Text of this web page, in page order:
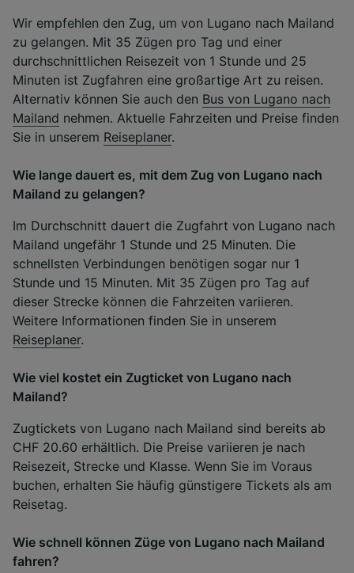
Wir empfehlen den Zug, um von Lugano nach Mailand
zu gelangen. Mit 35 Zügen pro Tag und einer
durchschnittlichen Reisezeit von 1 Stunde und 25
Minuten ist Zugfahren eine großartige Art zu reisen.
Alternativ können Sie auch den Bus von Lugano nach
Mailand nehmen. Aktuelle Fahrzeiten und Preise finden
Sie in unserem Reiseplaner.
Wie lange dauert es, mit dem Zug von Lugano nach
Mailand zu gelangen?
Im Durchschnitt dauert die Zugfahrt von Lugano nach
Mailand ungefähr 1 Stunde und 25 Minuten. Die
schnellsten Verbindungen benötigen sogar nur 1
Stunde und 15 Minuten. Mit 35 Zügen pro Tag auf
dieser Strecke können die Fahrzeiten variieren.
Weitere Informationen finden Sie in unserem
Reiseplaner.
Wie viel kostet ein Zugticket von Lugano nach
Mailand?
Zugtickets von Lugano nach Mailand sind bereits ab
CHF 20.60 erhältlich. Die Preise variieren je nach
Reisezeit, Strecke und Klasse. Wenn Sie im Voraus
buchen, erhalten Sie häufig günstigere Tickets als am
Reisetag.
Wie schnell können Züge von Lugano nach Mailand
fahren?